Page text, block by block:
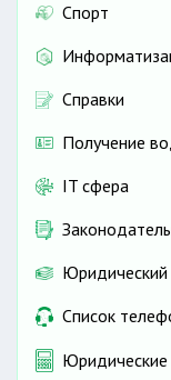
Спорт
Справки
Получение
IT сфера
Юридический
Список
Юридические